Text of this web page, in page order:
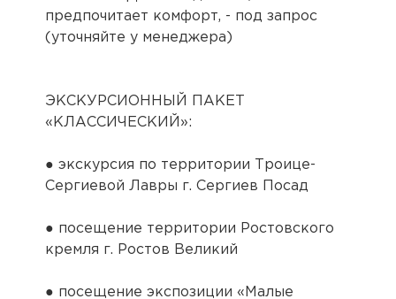
предпочитает комфорт, - под запрос
(уточняйте у менеджера)
ЭКСКУРСИОННЫЙ ПАКЕТ
«КЛАССИЧЕСКИЙ»:
● экскурсия по территории Троице-
Сергиевой Лавры г. Сергиев Посад
● посещение территории Ростовского
кремля г. Ростов Великий
● посещение экспозиции «Малые